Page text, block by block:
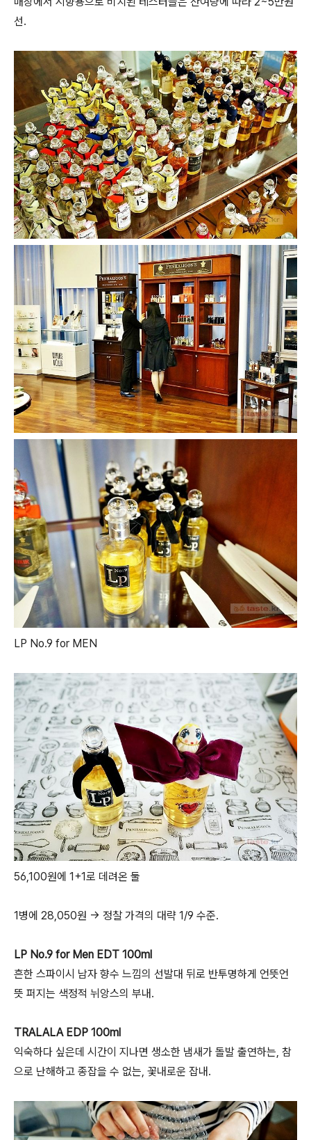
선.
LP No.9 for MEN
56,100원에 1+1로 데려온 둘
1병에 28,050원 → 정찰 가격의 대략 1/9 수준.
LP No.9 for Men EDT 100ml
흔한 스파이시 남자 향수 느낌의 선발대 뒤로 반투명하게 언뜻언
뜻 퍼지는 색정적 뉘앙스의 부내.
TRALALA EDP 100ml
익숙하다 싶은데 시간이 지나면 생소한 냄새가 돌발 출연하는, 참
으로 난해하고 종잡을 수 없는, 꽃내로운 잡내.